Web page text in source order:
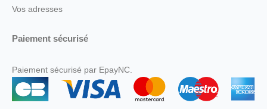
Vos adresses
Paiement sécurisé
Paiement sécurisé par EpayNC.